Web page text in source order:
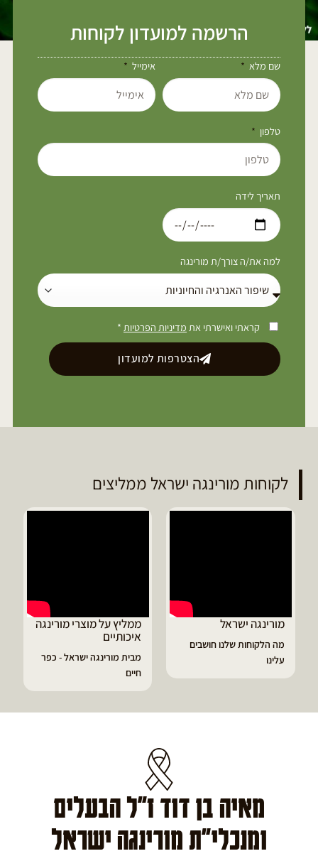
הרשמה למועדון לקוחות
שם מלא אימייל
טלפון
תאריך לידה
למה את/ה צורך/ת מורינגה
קראתי ואישרתי את מדיניות הפרטיות*
הצטרפות למועדון
לקוחות מורינגה ישראל ממליצים
ממליץ על מוצרי מורינגה
מבית מורינגה ישראל - כפר
דיוויד ממליץ על טבליות
מורינגה
הפסקתי לסבול מהתקפי
גאוט ודלקות
מאיה בן דוד ז"ל הבעלים
ומנכלי"ת מורינגה ישראל